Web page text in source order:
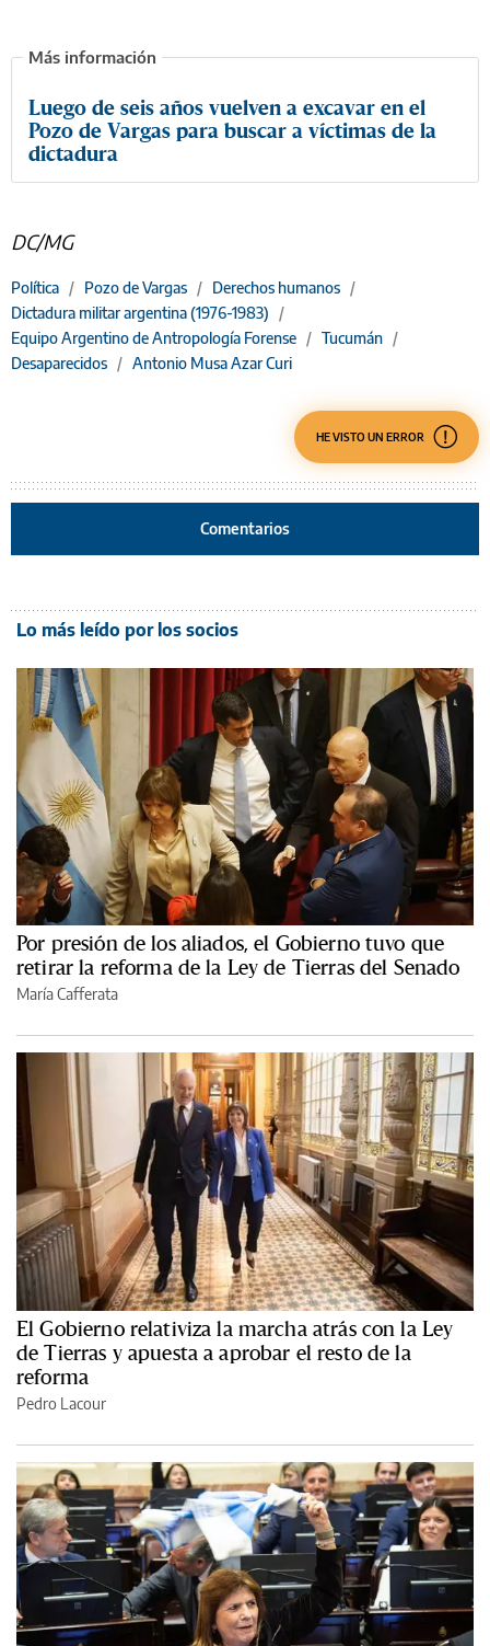
Luego de seis años vuelven a excavar en el
Pozo de Vargas para buscar a víctimas de la
dictadura
DC/MG
Política / Pozo de Vargas / Derechos humanos /
Dictadura militar argentina (1976-1983)
/
Equipo Argentino de Antropología Forense / Tucumán /
Desaparecidos / Antonio Musa Azar Curi
HE VISTO UN ERROR
Comentarios
Lo más leído por los socios
Por presión de los aliados, el Gobierno tuvo que
retirar la reforma de la Ley de Tierras del Senado
María Cafferata
El Gobierno relativiza la marcha atrás con la Ley
de Tierras y apuesta a aprobar el resto de la
reforma
Pedro Lacour